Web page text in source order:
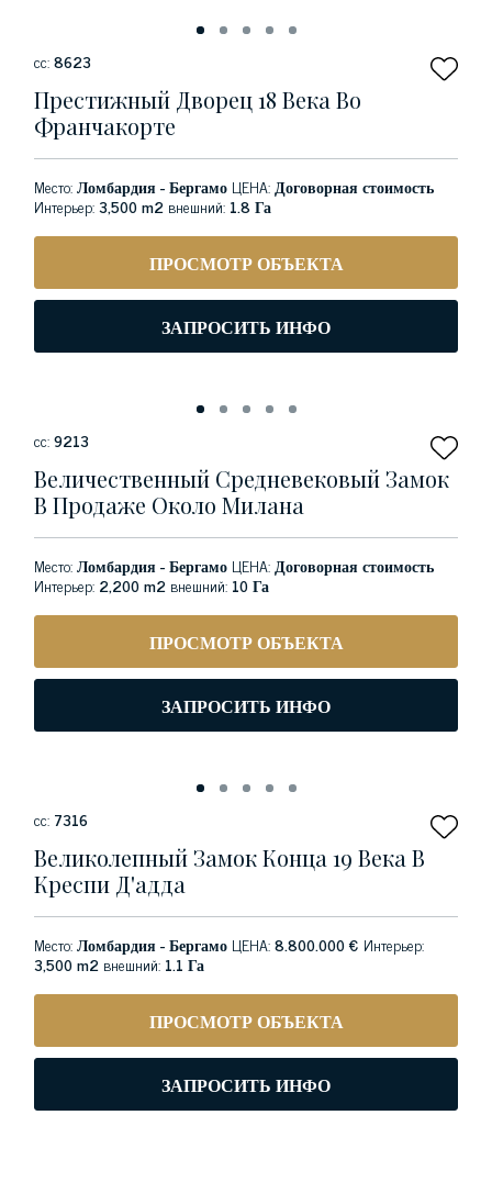
сс:8623
Престижный Дворец 18 Века Во
Франчакорте
Место:Ломбардия - Бергамо ЦЕНА:Договорная стоимость
Интерьер:3,500 m2 внешний: 1.8 Га
ПРОСМОТР ОБЪЕКТА
ЗАПРОСИТЬ ИНФО
сс:9213
Величественный Средневековый Замок
В Продаже Около Милана
Место:Ломбардия - Бергамо ЦЕНА:Договорная стоимость
Интерьер: 2,200 m2 внешний: 10 Га
ПРОСМОТР ОБЪЕКТА
ЗАПРОСИТЬ ИНФО
сс: 7316
Великолепный Замок Конца 19 Века В
Креспи Д'адда
Место:Ломбардия - Бергамо ЦЕНА:8.800.000 € Интерьер:
3,500 m2 внешний: 1.1 Га
ПРОСМОТР ОБЪЕКТА
ЗАПРОСИТЬ ИНФО